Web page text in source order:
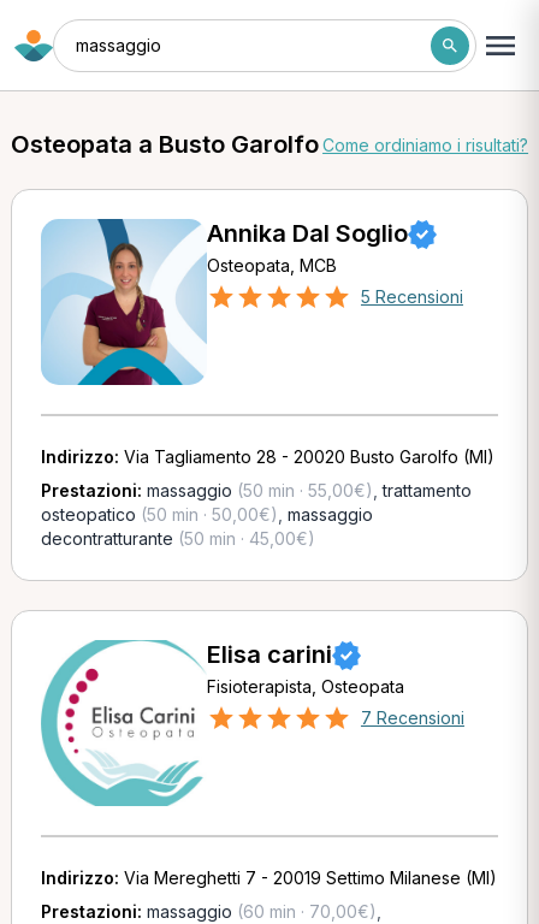
massaggio
Osteopata a Busto GarolfoCome ordiniamo i risultati?
Annika Dal Soglio
Osteopata, MCB
5 Recensioni
Indirizzo: Via Tagliamento 28 - 20020 Busto Garolfo (MI)
Prestazioni: massaggio (50 min · 55,00€) ,trattamento
osteopatico (50 min · 50,00€) massaggio
decontratturante (50 min · 45,00€)
Elisa carini
Fisioterapista, Osteopata
7 Recensioni
Indirizzo: Via Mereghetti 7 - 20019 Settimo Milanese (MI)
Prestazioni: massaggio (60 min · 70,00€)